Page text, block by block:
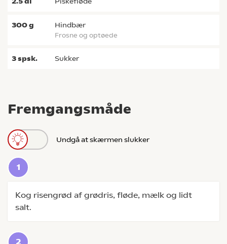
Fremgangsmåde
Undgå at skærmen slukker
Kog risengrød af grødris, fløde, mælk og lidt
salt.
300g hindbær
frosne og optøede
3spsk. sukker